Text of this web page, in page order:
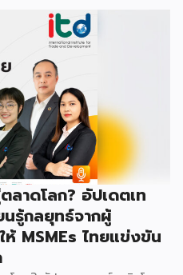
ตารางเมตร หวังเป็นทาง
รษฐกิจไทยให้ฟื้นตัว เสิร์ฟครบ
ทั่วประเทศ พร้อมเสวนาให้
กิจกรรมเจรจาจับคู่ธุรกิจทั้งใน
ระหว่างวันที่ 6-9 สิงหาคมนี้ ที่
คาดเม็ดเงินสะพัดในงานราว
าภากรณ์ อธิบดีกรมพัฒนา
าวว่า งาน ” Franchise Expo
Selection Expo
จแฟรนไชส์และโซลูชั่นส์แบบครบ
ลาดโลก? อัปเดตเท
รู้กลยุทธ์จากผู้
MSMEs ไทยแข่งขัน